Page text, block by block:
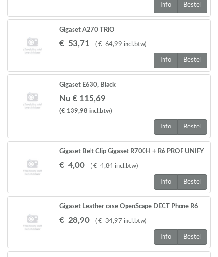
Info Bestel
Gigaset A270 TRIO
€ 53,71 ( € 64,99 incl.btw)
Info Bestel
Gigaset E630, Black
Nu € 115,69
(€ 139,98 incl.btw)
Info Bestel
Gigaset Belt Clip Gigaset R700H + R6 PROF UNIFY
€ 4,00 ( € 4,84 incl.btw)
Info Bestel
Gigaset Leather case OpenScape DECT Phone R6
€ 28,90 ( € 34,97 incl.btw)
Info Bestel